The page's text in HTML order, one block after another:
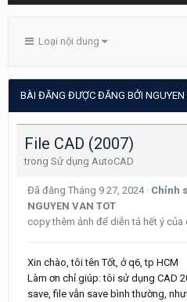
Loại nội dung
BÀI ĐĂNG ĐƯỢC ĐĂNG BỞI NGUYEN
File CAD (2007)
trong Sử dụng AutoCAD
Đã đăng Tháng 9 27, 2024 · Chỉnh
NGUYEN VAN TOT
copy thêm ảnh để diễn tả hết ý của
Xin chào, tôi tên Tốt, ở q6, tp HCM
Làm ơn chỉ giúp: tôi sử dụng CAD
save, file vẫn save bình thường,